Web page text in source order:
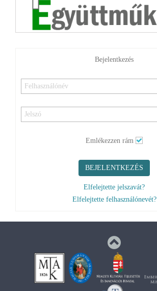
Bejelentkezés
Emlékezzen rám
BEJELENTKEZÉS
Elfelejtette jelszavát?
Elfelejtette felhasználónevét?